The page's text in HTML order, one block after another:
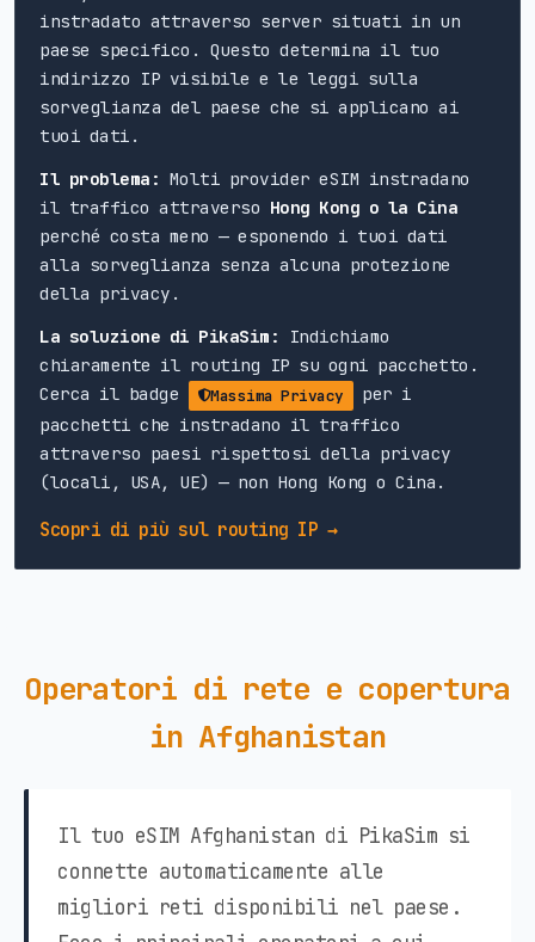
instradato attraverso server situati in un
paese specifico. Questo determina il tuo
indirizzo IP visibile e le leggi sulla
sorveglianza del paese che si applicano ai
tuoi dati.
Il problema: Molti provider eSIM instradano
il traffico attraverso Hong Kong o la Cina
perché costa meno — esponendo i tuoi dati
alla sorveglianza senza alcuna protezione
della privacy.
La soluzione di PikaSim:
Indichiamo
chiaramente il routing IP su ogni pacchetto.
Cerca il badge
Massima Privacy
per i
pacchetti che instradano il traffico
attraverso paesi rispettosi della privacy
(locali, USA, UE) — non Hong Kong o Cina.
Scopri di più sul routing IP →
Operatori di rete e copertura
in Afghanistan
Il tuo eSIM Afghanistan di PikaSim si
connette automaticamente alle
migliori reti disponibili nel paese.